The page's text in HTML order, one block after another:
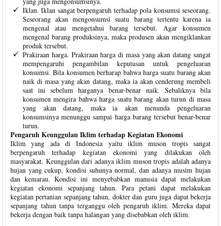
Iklan. Iklan sangat berpengaruh terhadap pola konsumsi seseorang.
Seseorang akan mengonsumsi suatu barang tertentu karena ia
mengenal atau mengetahui barang tersebut. Agar konsumen
mengenal barang produksinya, maka produsen akan mengiklankan
produk tersebut.
Prakiraan harga. Prakiraan harga di masa yang akan datang sangat
mempengaruhi pengambilan keputusan untuk pengeluaran
konsumsi. Bila konsumen berharap bahwa harga suatu barang akan
naik di masa yang akan datang, maka ia akan cenderung membeli
saat ini sebelum harganya benar-benar naik. Sebaliknya bila
konsumen mengira bahwa harga suatu barang akan turun di masa
yang akan datang, maka ia akan menunda pengeluaran
konsumsinya menunggu sampai harga barang tersebut benar-benar
turun.
Pengaruh Keunggulan Iklim terhadap Kegiatan Ekonomi
Iklim yang ada di Indonesia yaitu iklim muson tropis sangat
berpengaruh terhadap kegiatan ekonomi yang dilakukan oleh
masyarakat. Keunggulan dari adanya iklim muson tropis adalah adanya
hujan yang cukup, kondisi suhunya normal, dan adanya musim hujan
dan kemarau. Kondisi ini menyebabkan manusia dapat melakukan
kegiatan ekonomi sepanjang tahun. Para petani dapat melakukan
kegiatan pertanian sepanjang tahun, dokter dan guru juga dapat bekerja
sepanjang tahun tanpa terganggu oleh pengaruh iklim. Mereka dapat
bekerja dengan baik tanpa halangan yang disebabkan oleh iklim.